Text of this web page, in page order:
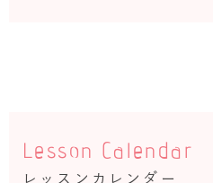
Lesson Calendar
レッスンカレンダー